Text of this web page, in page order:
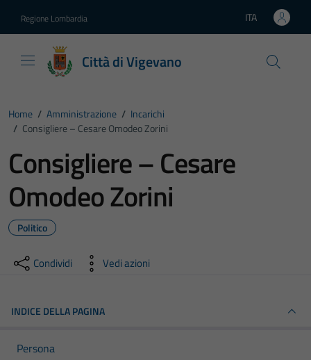
Regione Lombardia Lingua attiva:
ITA
Città di Vigevano
Home / Amministrazione / Incarichi
/ Consigliere – Cesare Omodeo Zorini
Consigliere – Cesare
Omodeo Zorini
Politico
Condividi Vedi azioni
INDICE DELLA PAGINA
Persona